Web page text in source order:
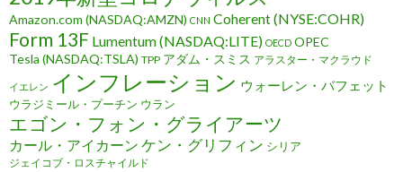
Amazon.com (NASDAQ:AMZN) CNN Coherent (NYSE:COHR)
Form 13F Lumentum (NASDAQ:LITE) OECD OPEC
Tesla (NASDAQ:TSLA) TPP アダム・スミス アラスター・マクラウド
イエレン インフレーション ウォーレン・バフェット
ウラジミール・プーチン ウラン
エゴン・フォン・グライアーツ
カール・アイカーン ケン・グリフィン シリア
ジェイコブ・ロスチャイルド